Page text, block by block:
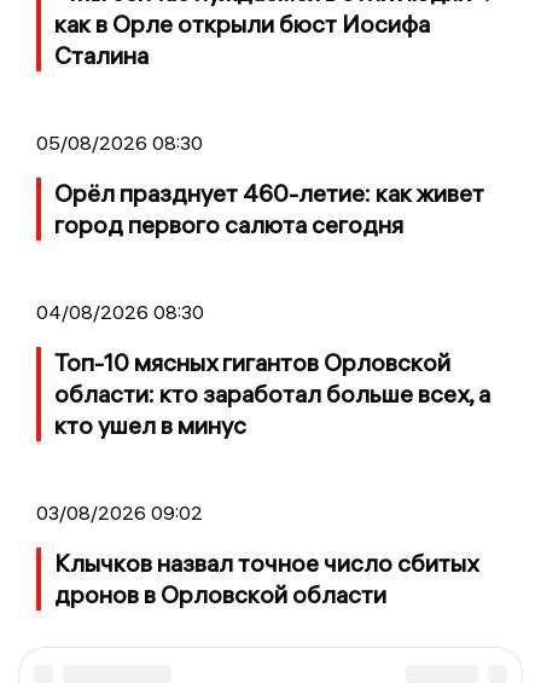
как в Орле открыли бюст Иосифа
Сталина
05/08/2026 08:30
Орёл празднует 460-летие: как живет
город первого салюта сегодня
04/08/2026 08:30
Топ-10 мясных гигантов Орловской
области: кто заработал больше всех, а
кто ушел в минус
03/08/2026 09:02
Клычков назвал точное число сбитых
дронов в Орловской области